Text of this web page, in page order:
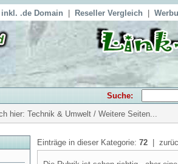
.de Domain Reseller Vergleich
Suche:
hier: Technik & Umwelt / Weitere Seiten...
Einträge in dieser Kategorie: 72 |